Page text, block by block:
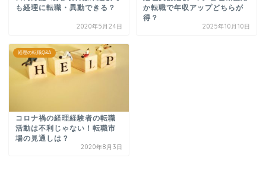
も経理に転職・異動できる？
2020年5月24日
か転職で年収アップどちらが
得？
2025年10月10日
経理の転職Q&A
コロナ禍の経理経験者の転職
活動は不利じゃない！転職市
場の見通しは？
2020年8月3日